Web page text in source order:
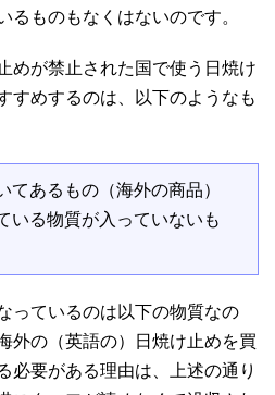
るものもなくはないのです。
めが禁止された国で使う日焼け
すめするのは、以下のようなも
てあるもの（海外の商品）
いる物質が入っていないも
っているのは以下の物質なの
外の（英語の）日焼け止めを買
必要がある理由は、上述の通り